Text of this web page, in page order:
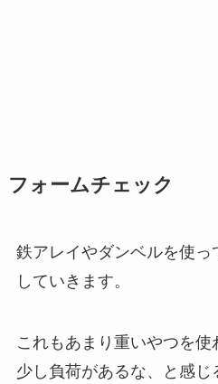
フォームチェック
鉄アレイやダンベルを使っ
していきます。
これもあまり重いやつを使
少し負荷があるな、と感じ